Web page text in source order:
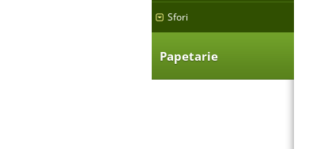
Sfori
Papetarie